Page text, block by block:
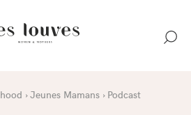
Jeunes Mamans Podcast